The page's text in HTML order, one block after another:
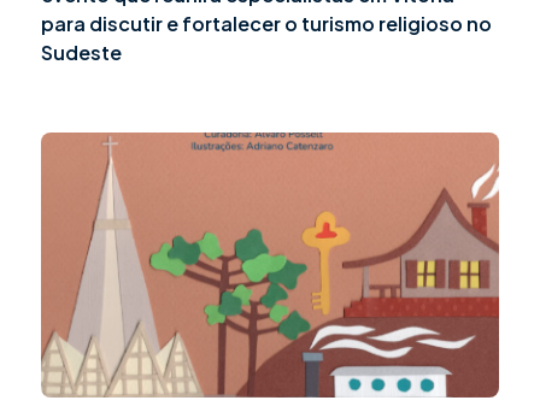
para discutir e fortalecer o turismo religioso no
Sudeste